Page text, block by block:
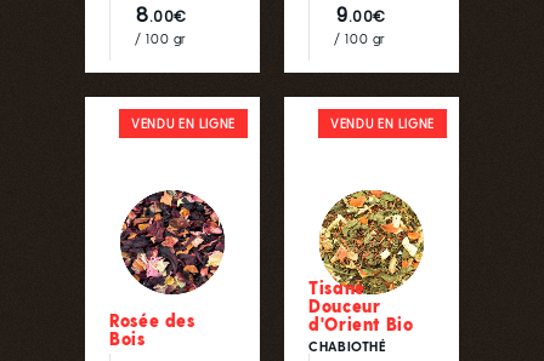
8.00€
/ 100 gr
9.00€
/ 100 gr
VENDU EN LIGNE
Rosée des
Bois
VENDU EN LIGNE
Tisane
Douceur
d'Orient Bio
CHABIOTHÉ